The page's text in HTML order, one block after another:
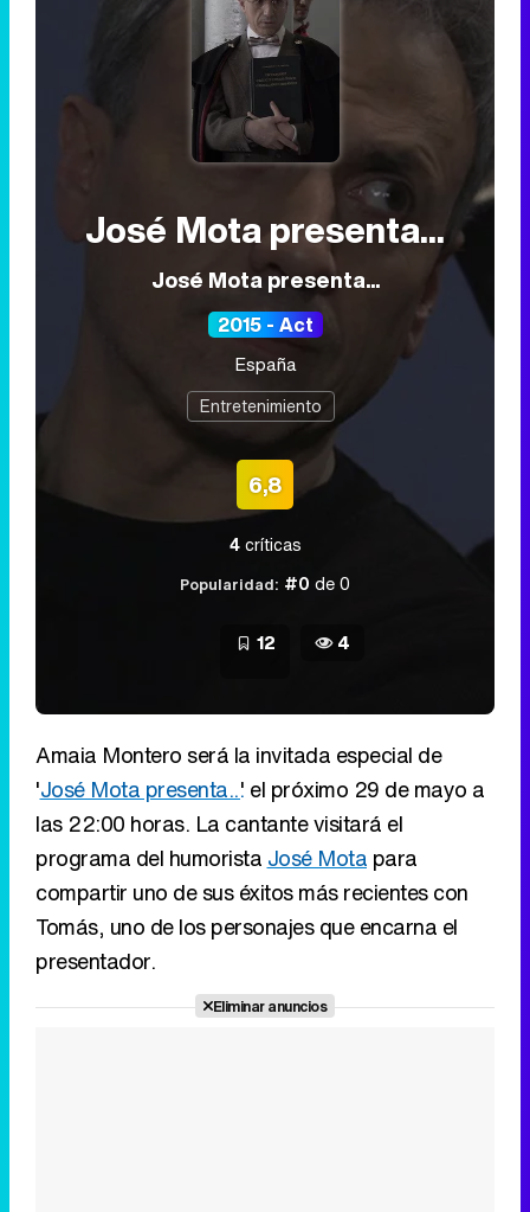
José Mota presenta...
José Mota presenta...
2015 - Act
España
Entretenimiento
6,8
4críticas
Popularidad: #0 de 0
12 4
Amaia Montero será la invitada especial de
'José Mota presenta...' el próximo 29 de mayo a
las 22:00 horas. La cantante visitará el
programa del humorista José Mota para
compartir uno de sus éxitos más recientes con
Tomás, uno de los personajes que encarna el
presentador.
Eliminar anuncios